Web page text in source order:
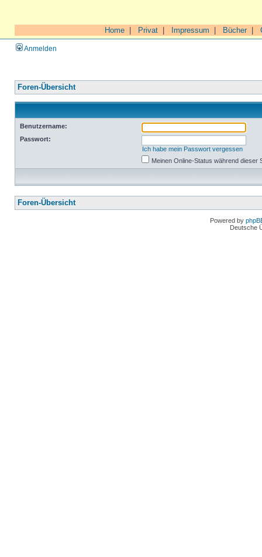
Home Privat Impressum Bücher|
Anmelden
Foren-Übersicht
Benutzername:
Passwort:
Ich habe mein Passwort vergessen
Meinen Online-Status während dieser
Foren-Übersicht
Powered by
Deutsche